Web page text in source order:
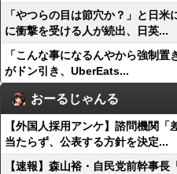
「やつらの目は節穴か？」と日
に衝撃を受ける人が続出、日英...
「こんな事になるんやから強制
がドン引き、UberEats...
おーるじゃんる
【外国人採用アンケ】諮問機関
当たらず、公表する方針を決定...
【速報】森山裕・自民党前幹事